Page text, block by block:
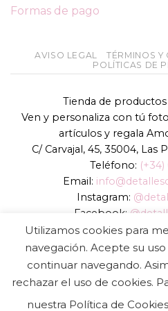
Formas de pago
AVISO LEGAL
TÉRMINOS Y
POLÍTICAS DE
Tienda de
Ven y personaliza con tú
artículos y regala
C/ Carvajal, 45, 35004, Las
Teléfono: (+34)
Email:
Instagram:
Facebook:
TikTok:
Página web:
Copyright 2026 ©
Utilizamos cookies para
navegación. Acepte su
continuar navegando.
rechazar el uso de cookies.
nuestra Política de